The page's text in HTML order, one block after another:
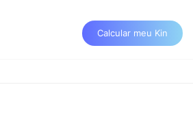
Calcular meu Kin